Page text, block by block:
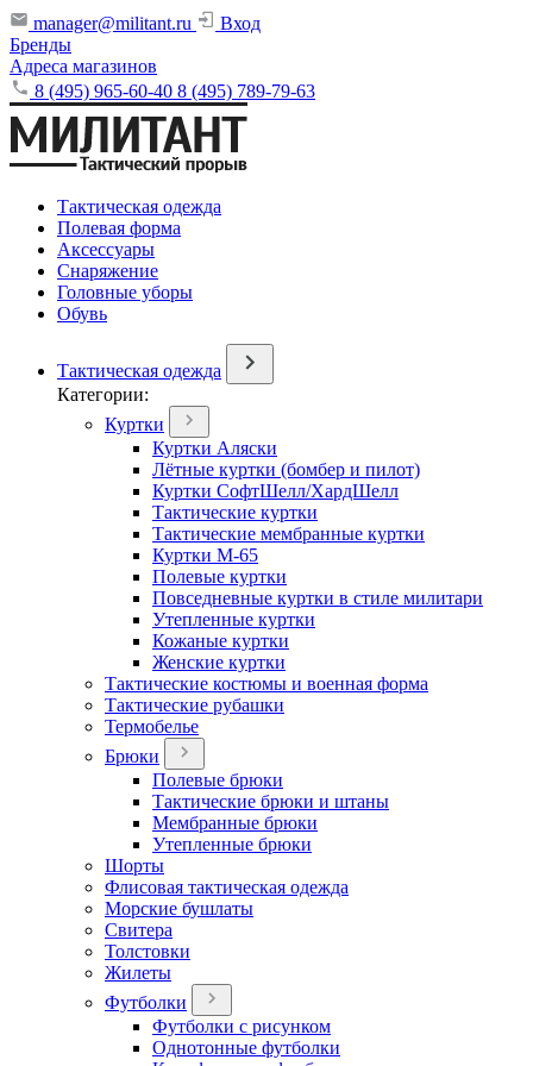
manager@militant.ru
Вход
Бренды
Адреса магазинов
8 (495) 965-60-40 8 (495) 789-79-63
Тактическая одежда
Полевая форма
Аксессуары
Снаряжение
Головные уборы
Обувь
Тактическая одежда
Категории:
Куртки
Куртки Аляски
Лётные куртки (бомбер и пилот)
Куртки СофтШелл/ХардШелл
Тактические куртки
Тактические мембранные куртки
Куртки М-65
Полевые куртки
Повседневные куртки в стиле милитари
Утепленные куртки
Кожаные куртки
Женские куртки
Тактические костюмы и военная форма
Тактические рубашки
Термобелье
Брюки
Полевые брюки
Тактические брюки и штаны
Мембранные брюки
Утепленные брюки
Шорты
Флисовая тактическая одежда
Морские бушлаты
Свитера
Толстовки
Жилеты
Футболки
Футболки с рисунком
Однотонные футболки